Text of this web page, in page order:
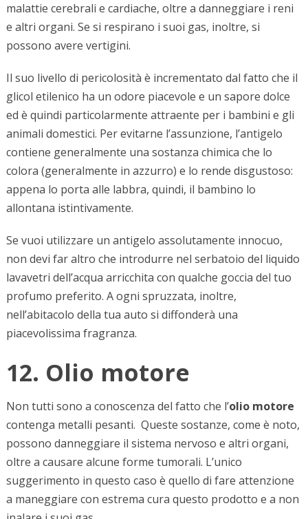
malattie cerebrali e cardiache, oltre a danneggiare i reni
e altri organi. Se si respirano i suoi gas, inoltre, si
possono avere vertigini.
Il suo livello di pericolosità è incrementato dal fatto che il
glicol etilenico ha un odore piacevole e un sapore dolce
ed è quindi particolarmente attraente per i bambini e gli
animali domestici. Per evitarne l’assunzione, l’antigelo
contiene generalmente una sostanza chimica che lo
colora (generalmente in azzurro) e lo rende disgustoso:
appena lo porta alle labbra, quindi, il bambino lo
allontana istintivamente.
Se vuoi utilizzare un antigelo assolutamente innocuo,
non devi far altro che introdurre nel serbatoio del liquido
lavavetri dell’acqua arricchita con qualche goccia del tuo
profumo preferito. A ogni spruzzata, inoltre,
nell’abitacolo della tua auto si diffonderà una
piacevolissima fragranza.
12. Olio motore
Non tutti sono a conoscenza del fatto che l’olio motore
contenga metalli pesanti. Queste sostanze, come è noto,
possono danneggiare il sistema nervoso e altri organi,
oltre a causare alcune forme tumorali. L’unico
suggerimento in questo caso è quello di fare attenzione
a maneggiare con estrema cura questo prodotto e a non